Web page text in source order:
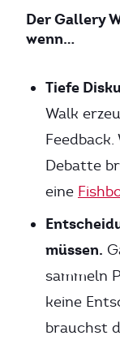
Der Gallery
wenn…
Tiefe
Walk
Debatte
eine
müssen.
sammeln
keine
brauchst